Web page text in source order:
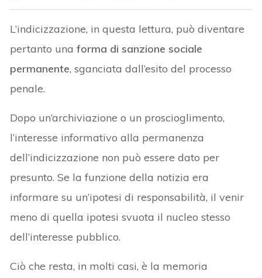
L’indicizzazione, in questa lettura, può diventare
pertanto unaforma di sanzione sociale
permanente, sganciata dall’esito del processo
penale.
Dopo un’archiviazione o un proscioglimento,
l’interesse informativo alla permanenza
dell’indicizzazione non può essere dato per
presunto. Se la funzione della notizia era
informare su un’ipotesi di responsabilità, il venir
meno di quella ipotesi svuota il nucleo stesso
dell’interesse pubblico.
Ciò che resta, in molti casi, è la memoria